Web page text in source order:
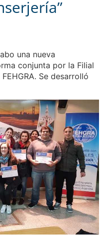
una nueva
conjunta por la Filial
Se desarrolló